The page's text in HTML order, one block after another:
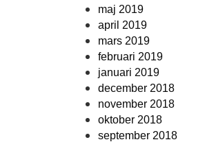
maj 2019
april 2019
mars 2019
februari 2019
januari 2019
december 2018
november 2018
oktober 2018
september 2018